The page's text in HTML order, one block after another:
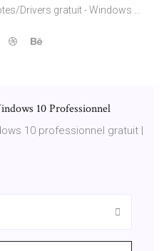
Drivers gratuit - Windows ...
10 Professionnel
10 professionnel gratuit |